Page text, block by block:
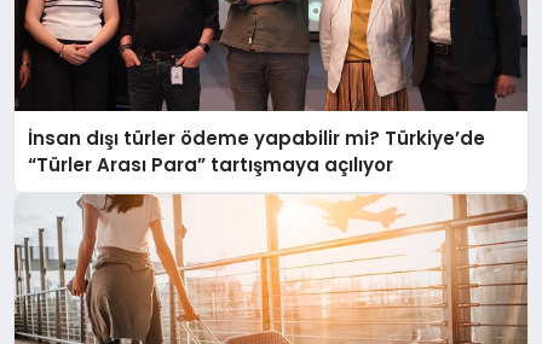
İnsan dışı türler ödeme yapabilir mi? Türkiye’de
“Türler Arası Para” tartışmaya açılıyor